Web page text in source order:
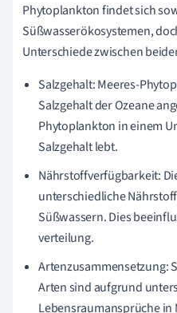
Phytoplankton findet sich
Süßwasserökosystemen,
Unterschiede zwischen
Salzgehalt: Meeres-
Salzgehalt der Ozeane
Phytoplankton in einem
Salzgehalt lebt.
Nährstoffverfügbarkeit:
unterschiedliche
Süßwassern. Dies
verteilung.
Artenzusammensetzung:
Arten sind aufgrund
Lebensraumansprüche in